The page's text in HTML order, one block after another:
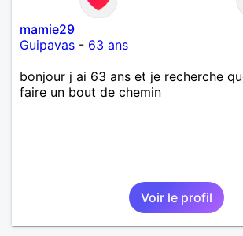
mamie29
Guipavas - 63 ans
bonjour j ai 63 ans et je recherche
faire un bout de chemin
Voir le profil